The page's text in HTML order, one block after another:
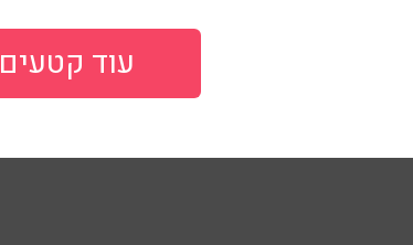
עוד קטעים